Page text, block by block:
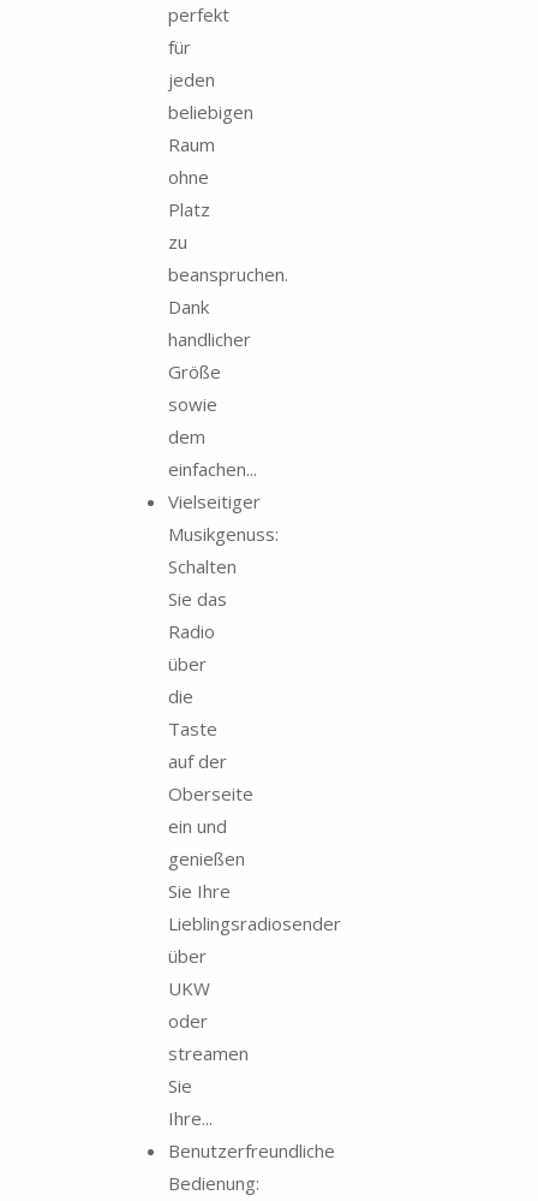
perfekt
für
jeden
beliebigen
Raum
ohne
Platz
zu
beanspruchen.
Dank
handlicher
Größe
sowie
dem
einfachen...
Vielseitiger
Musikgenuss:
Schalten
Sie das
Radio
über
die
Taste
auf der
Oberseite
ein und
genießen
Sie Ihre
Lieblingsradiosender
über
UKW
oder
streamen
Sie
Ihre...
Benutzerfreundliche
Bedienung: